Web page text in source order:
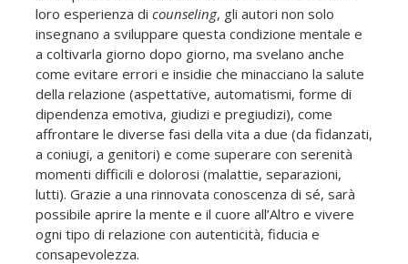
loro esperienza di counseling, gli autori non solo
insegnano a sviluppare questa condizione mentale e
a coltivarla giorno dopo giorno, ma svelano anche
come evitare errori e insidie che minacciano la salute
della relazione (aspettative, automatismi, forme di
dipendenza emotiva, giudizi e pregiudizi), come
affrontare le diverse fasi della vita a due (da fidanzati,
a coniugi, a genitori) e come superare con serenità
momenti difficili e dolorosi (malattie, separazioni,
lutti). Grazie a una rinnovata conoscenza di sé, sarà
possibile aprire la mente e il cuore all’Altro e vivere
ogni tipo di relazione con autenticità, fiducia e
consapevolezza.